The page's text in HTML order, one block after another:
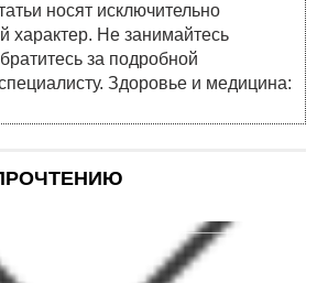
носят исключительно
Не занимайтесь
за подробной
Здоровье и медицина: